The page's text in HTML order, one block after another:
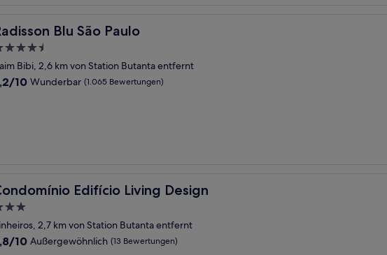
Blu São Paulo
Blu São Paulo
Bibi, 2,6 km von Station Butanta entfernt
10 Wunderbar (1.065 Bewertungen)
Edifício Living Design
Edifício Living Design
2,7 km von Station Butanta entfernt
10 Außergewöhnlich (13 Bewertungen)